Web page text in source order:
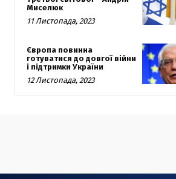
Миселюк
11 Листопада, 2023
Європа повинна
готуватися до довгої війни
і підтримки України
12 Листопада, 2023